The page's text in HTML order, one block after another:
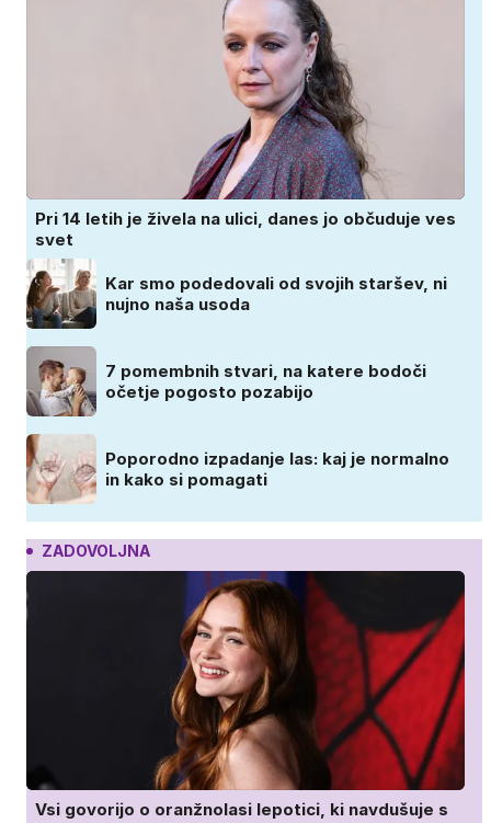
Pri 14 letih je živela na ulici, danes jo občuduje ves
svet
Kar smo podedovali od svojih staršev, ni
nujno naša usoda
7 pomembnih stvari, na katere bodoči
očetje pogosto pozabijo
Poporodno izpadanje las: kaj je normalno
in kako si pomagati
ZADOVOLJNA
Vsi govorijo o oranžnolasi lepotici, ki navdušuje s